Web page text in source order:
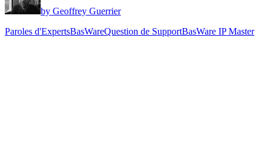
by Geoffrey Guerrier
Paroles d'ExpertsBasWareQuestion de SupportBasWare IP Master